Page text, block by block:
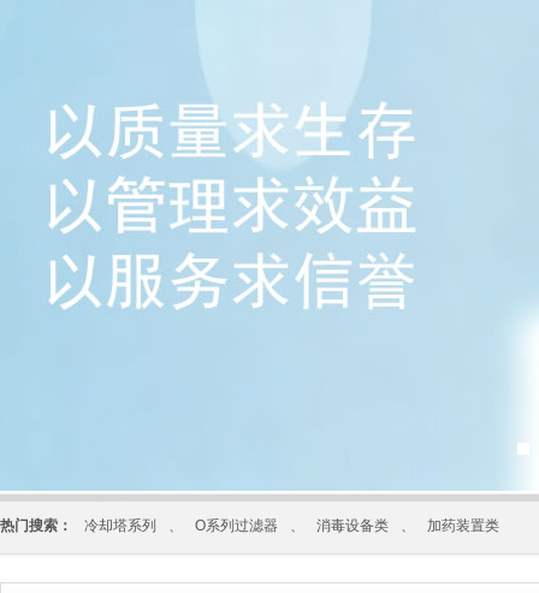
热门搜索： 冷却塔系列 、 O系列过滤器 、 消毒设备类 、 加药装置类